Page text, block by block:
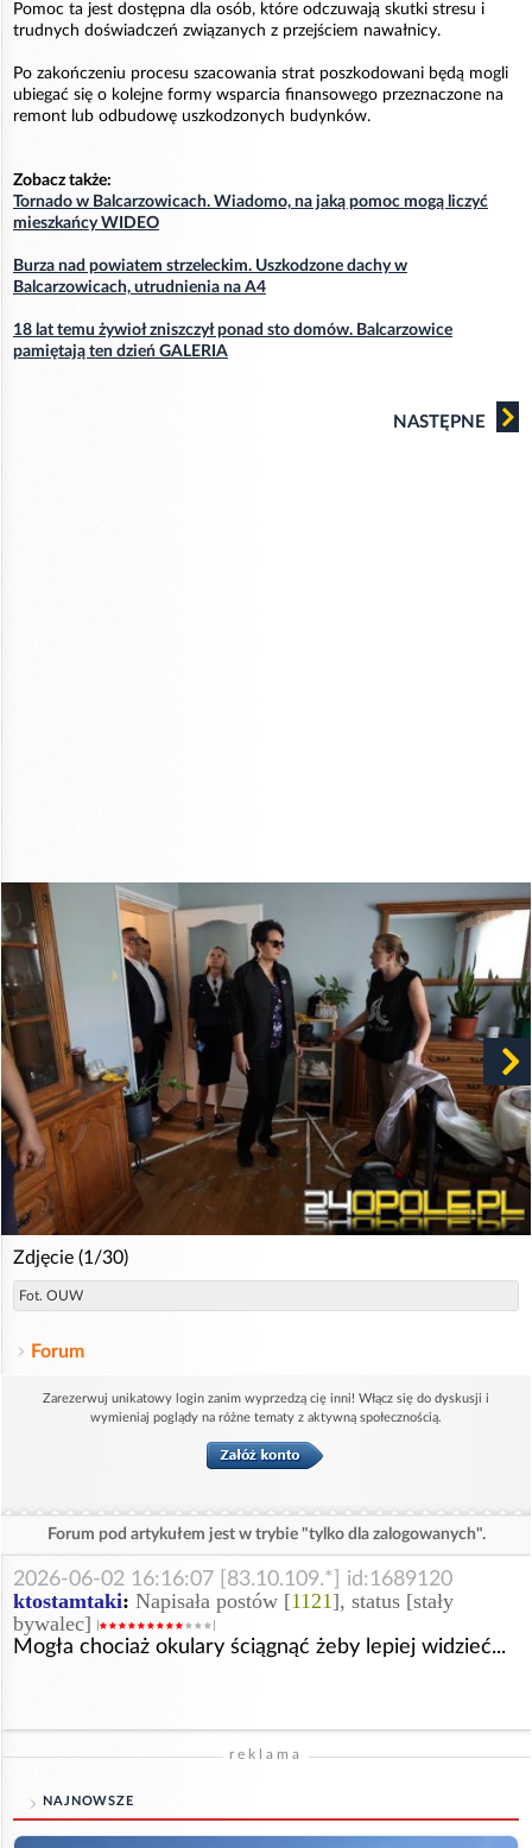
Pomoc ta jest dostępna dla osób, które odczuwają skutki stresu i
trudnych doświadczeń związanych z przejściem nawałnicy.
Po zakończeniu procesu szacowania strat poszkodowani będą mogli
ubiegać się o kolejne formy wsparcia finansowego przeznaczone na
remont lub odbudowę uszkodzonych budynków.
Zobacz także:
Tornado w Balcarzowicach. Wiadomo, na jaką pomoc mogą liczyć
mieszkańcy WIDEO
Burza nad powiatem strzeleckim. Uszkodzone dachy w
Balcarzowicach, utrudnienia na A4
18 lat temu żywioł zniszczył ponad sto domów. Balcarzowice
pamiętają ten dzień GALERIA
NASTĘPNE
Zdjęcie (1/30)
Fot. OUW
Forum
Zarezerwuj unikatowy login zanim wyprzedzą cię inni! Włącz się do dyskusji i
wymieniaj poglądy na różne tematy z aktywną społecznością.
Forum pod artykułem jest w trybie "tylko dla zalogowanych".
2026-06-02 16:16:07 [83.10.109.*] id:1689120
ktostamtaki: Napisała postów [1121], status [stały
bywalec]
Mogła chociaż okulary ściągnąć żeby lepiej widzieć...
reklama
NAJNOWSZE